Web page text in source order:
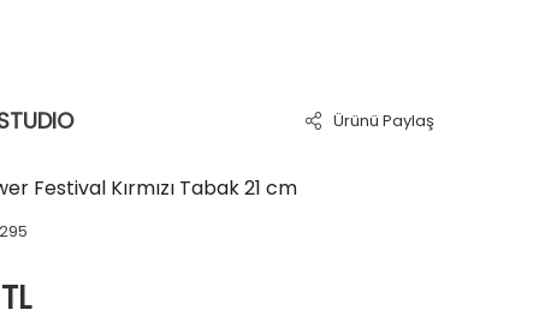
Ürünü Paylaş
Festival Kırmızı Tabak 21 cm
TL